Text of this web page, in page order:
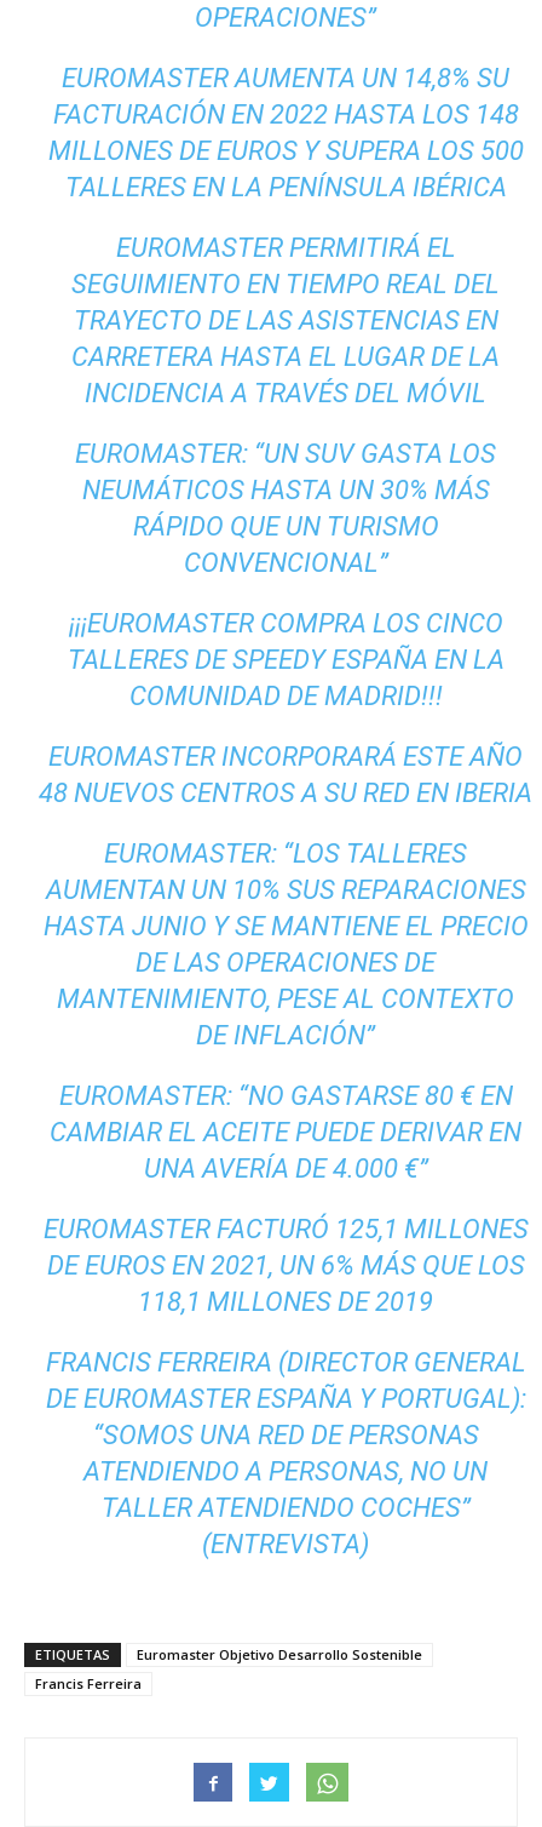
OPERACIONES”
EUROMASTER AUMENTA UN 14,8% SU
FACTURACIÓN EN 2022 HASTA LOS 148
MILLONES DE EUROS Y SUPERA LOS 500
TALLERES EN LA PENÍNSULA IBÉRICA
EUROMASTER PERMITIRÁ EL
SEGUIMIENTO EN TIEMPO REAL DEL
TRAYECTO DE LAS ASISTENCIAS EN
CARRETERA HASTA EL LUGAR DE LA
INCIDENCIA A TRAVÉS DEL MÓVIL
EUROMASTER: “UN SUV GASTA LOS
NEUMÁTICOS HASTA UN 30% MÁS
RÁPIDO QUE UN TURISMO
CONVENCIONAL”
¡¡¡EUROMASTER COMPRA LOS CINCO
TALLERES DE SPEEDY ESPAÑA EN LA
COMUNIDAD DE MADRID!!!
EUROMASTER INCORPORARÁ ESTE AÑO
48 NUEVOS CENTROS A SU RED EN IBERIA
EUROMASTER: “LOS TALLERES
AUMENTAN UN 10% SUS REPARACIONES
HASTA JUNIO Y SE MANTIENE EL PRECIO
DE LAS OPERACIONES DE
MANTENIMIENTO, PESE AL CONTEXTO
DE INFLACIÓN”
EUROMASTER: “NO GASTARSE 80 € EN
CAMBIAR EL ACEITE PUEDE DERIVAR EN
UNA AVERÍA DE 4.000 €”
EUROMASTER FACTURÓ 125,1 MILLONES
DE EUROS EN 2021, UN 6% MÁS QUE LOS
118,1 MILLONES DE 2019
FRANCIS FERREIRA (DIRECTOR GENERAL
DE EUROMASTER ESPAÑA Y PORTUGAL):
“SOMOS UNA RED DE PERSONAS
ATENDIENDO A PERSONAS, NO UN
TALLER ATENDIENDO COCHES”
(ENTREVISTA)
ETIQUETAS
Euromaster Objetivo Desarrollo Sostenible
Francis Ferreira